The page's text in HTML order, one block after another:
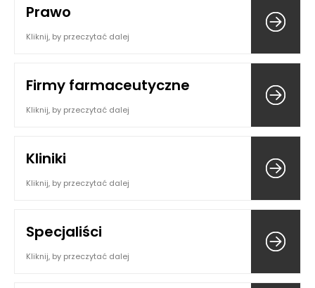
Prawo
Kliknij, by przeczytać dalej
Firmy farmaceutyczne
Kliknij, by przeczytać dalej
Kliniki
Kliknij, by przeczytać dalej
Specjaliści
Kliknij, by przeczytać dalej